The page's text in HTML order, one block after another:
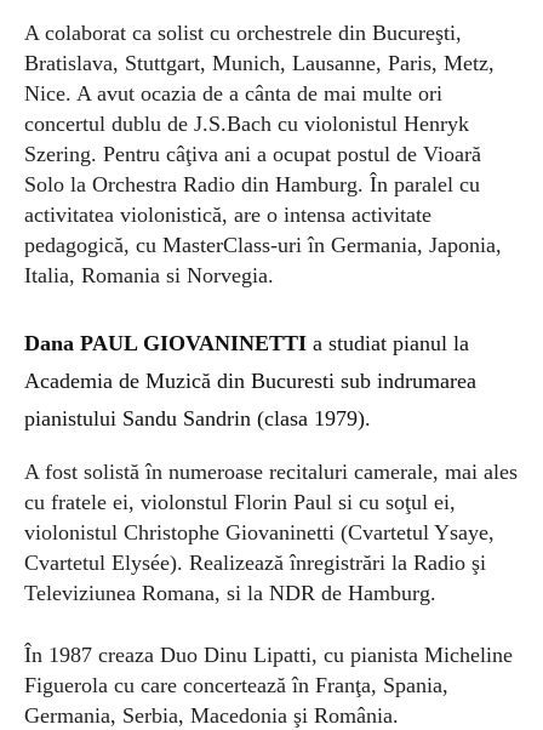
A colaborat ca solist cu orchestrele din Bucureşti,
Bratislava, Stuttgart, Munich, Lausanne, Paris, Metz,
Nice. A avut ocazia de a cânta de mai multe ori
concertul dublu de J.S.Bach cu violonistul Henryk
Szering. Pentru câţiva ani a ocupat postul de Vioară
Solo la Orchestra Radio din Hamburg. În paralel cu
activitatea violonistică, are o intensa activitate
pedagogică, cu MasterClass-uri în Germania, Japonia,
Italia, Romania si Norvegia.
Dana PAUL GIOVANINETTI a studiat pianul la
Academia de Muzică din Bucuresti sub indrumarea
pianistului Sandu Sandrin (clasa 1979).
A fost solistă în numeroase recitaluri camerale, mai ales
cu fratele ei, violonstul Florin Paul si cu soţul ei,
violonistul Christophe Giovaninetti (Cvartetul Ysaye,
Cvartetul Elysée). Realizează înregistrări la Radio şi
Televiziunea Romana, si la NDR de Hamburg.
În 1987 creaza Duo Dinu Lipatti, cu pianista Micheline
Figuerola cu care concertează în Franţa, Spania,
Germania, Serbia, Macedonia şi România.